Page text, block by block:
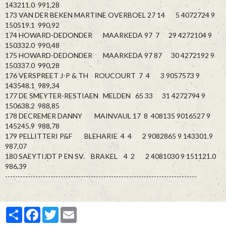
143211.0 991,28
173 VAN DER BEKEN MARTINE OVERBOEL 27 14 5 4072724 9
150519.1 990,92
174 HOWARD-DEDONDER MAARKEDA 97 7 29 4272104 9
150332.0 990,48
175 HOWARD-DEDONDER MAARKEDA 97 87 30 4272192 9
150337.0 990,28
176 VERSPREET J-P & TH ROUCOURT 7 4 3 9057573 9
143548.1 989,34
177 DE SMEYTER-RESTIAEN MELDEN 65 33 31 4272794 9
150638.2 988,85
178 DECREMER DANNY MAINVAUL 17 8 408135 9016527 9
145245.9 988,78
179 PELLITTERI P&F BLEHARIE 4 4 2 9082865 9 143301.9
987,07
180 SAEYTIJDT P EN SV. BRAKEL 4 2 2 4081030 9 151121.0
986,39
----------------------------------------------------------------------------
PartagerFacebook
Twitter